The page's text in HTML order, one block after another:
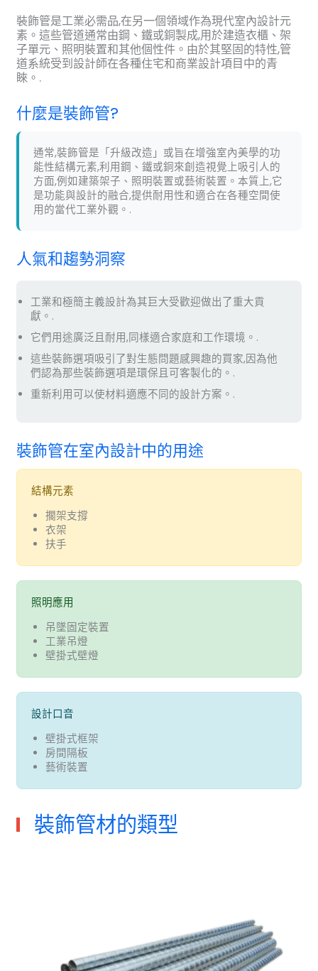
裝飾管是工業必需品,在另一個領域作為現代室內設計元
素。這些管道通常由鋼、鐵或銅製成,用於建造衣櫃、架
子單元、照明裝置和其他個性件。由於其堅固的特性,管
道系統受到設計師在各種住宅和商業設計項目中的青
睞。.
什麼是裝飾管?
通常,裝飾管是「升級改造」或旨在增強室內美學的功
能性結構元素,利用鋼、鐵或銅來創造視覺上吸引人的
方面,例如建築架子、照明裝置或藝術裝置。本質上,它
是功能與設計的融合,提供耐用性和適合在各種空間使
用的當代工業外觀。.
人氣和趨勢洞察
工業和極簡主義設計為其巨大受歡迎做出了重大貢
獻。.
它們用途廣泛且耐用,同樣適合家庭和工作環境。.
這些裝飾選項吸引了對生態問題感興趣的買家,因為他
們認為那些裝飾選項是環保且可客製化的。.
重新利用可以使材料適應不同的設計方案。.
裝飾管在室內設計中的用途
結構元素
擱架支撐
衣架
扶手
照明應用
吊墜固定裝置
工業吊燈
壁掛式壁燈
設計口音
壁掛式框架
房間隔板
藝術裝置
裝飾管材的類型